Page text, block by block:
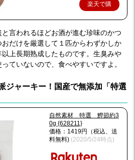
楽天で購
言われるほどお酒が進む珍味のかつ
だけを厳選して１匹からわずかしか
上長期熟成したものです。生臭みや
ていないので、食べやすいですよ。
ジャーキー！国産で無添加「特選
自然素材 特選 鰹節約3
0g {628211}
価格：1419円（税込、送
料無料) (2020/5/24時点)